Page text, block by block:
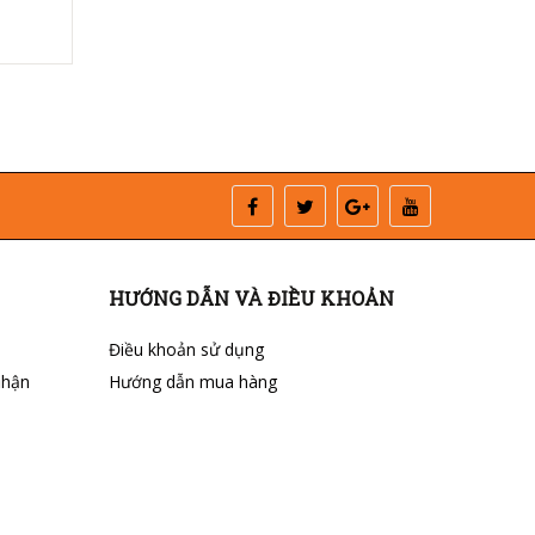
HƯỚNG DẪN VÀ ĐIỀU KHOẢN
Điều khoản sử dụng
Hướng dẫn mua hàng